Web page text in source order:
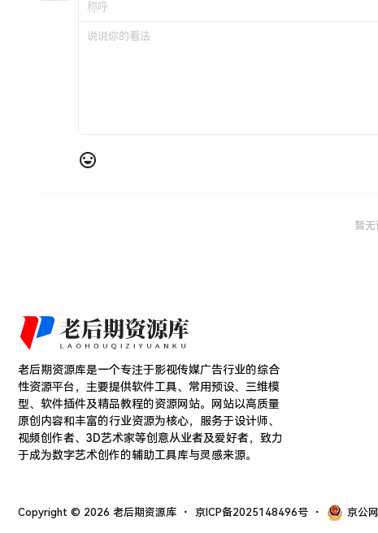
暂
老后期资源库是一个专注于影视传媒广告行业的综合
性资源平台，主要提供软件工具、常用预设、三维模
型、软件插件及精品教程的资源网站。网站以高质量
原创内容和丰富的行业资源为核心，服务于设计师、
视频创作者、3D艺术家等创意从业者及爱好者，致力
于成为数字艺术创作的辅助工具库与灵感来源。
Copyright © 2026 老后期资源库 ・ 京ICP备2025148496号 ・ 京公